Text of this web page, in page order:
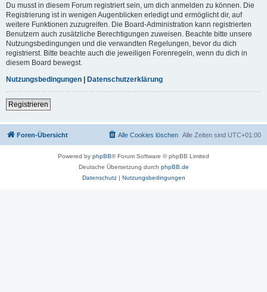
Du musst in diesem Forum registriert sein, um dich anmelden zu können. Die
Registrierung ist in wenigen Augenblicken erledigt und ermöglicht dir, auf
weitere Funktionen zuzugreifen. Die Board-Administration kann registrierten
Benutzern auch zusätzliche Berechtigungen zuweisen. Beachte bitte unsere
Nutzungsbedingungen und die verwandten Regelungen, bevor du dich
registrierst. Bitte beachte auch die jeweiligen Forenregeln, wenn du dich in
diesem Board bewegst.
Nutzungsbedingungen | Datenschutzerklärung
Registrieren
Foren-Übersicht Alle Zeiten sind UTC+01:00
Alle Cookies löschen
Powered by phpBB® Forum Software © phpBB Limited
Deutsche Übersetzung durch phpBB.de
Datenschutz| Nutzungsbedingungen